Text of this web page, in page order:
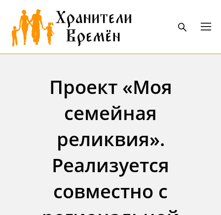
Проект «Моя
семейная
реликвия».
Реализуется
совместно с